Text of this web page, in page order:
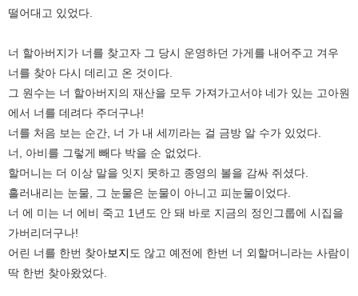
떨어대고 있었다.
너 할아버지가 너를 찾고자 그 당시 운영하던 가게를 내어주고 겨우
너를 찾아 다시 데리고 온 것이다.
그 원수는 너 할아버지의 재산을 모두 가져가고서야 네가 있는 고아원
에서 너를 데려다 주더구나!
너를 처음 보는 순간, 너 가 내 세끼라는 걸 금방 알 수가 있었다.
너, 아비를 그렇게 빼다 박을 순 없었다.
할머니는 더 이상 말을 잇지 못하고 종영의 볼을 감싸 쥐셨다.
흘러내리는 눈물, 그 눈물은 눈물이 아니고 피눈물이었다.
너 에 미는 너 에비 죽고 1년도 안 돼 바로 지금의 정인그룹에 시집을
가버리더구나!
어린 너를 한번 찾아보지 도 않고 예전에 한번 너 외할머니라는 사람이
딱 한번 찾아왔었다.